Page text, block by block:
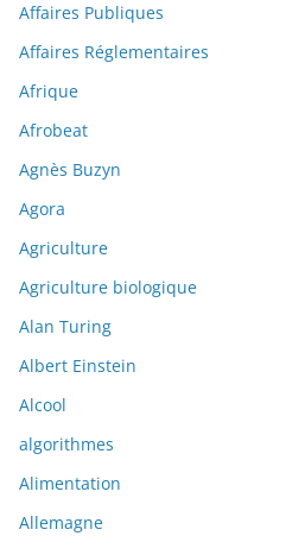
Affaires Publiques
Affaires Réglementaires
Afrique
Afrobeat
Agnès Buzyn
Agora
Agriculture
Agriculture biologique
Alan Turing
Albert Einstein
Alcool
algorithmes
Alimentation
Allemagne